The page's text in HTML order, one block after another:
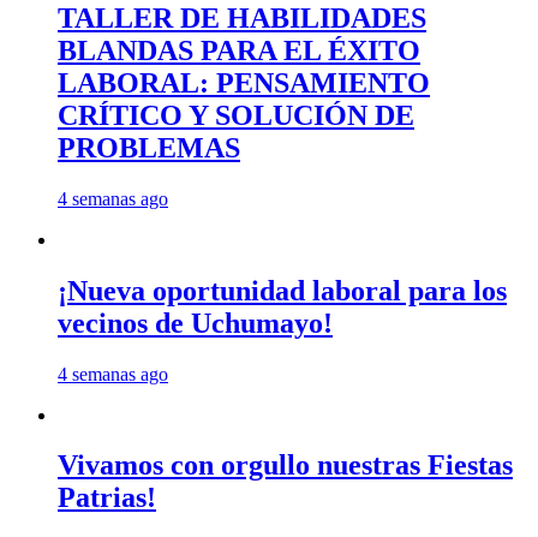
TALLER DE HABILIDADES
BLANDAS PARA EL ÉXITO
LABORAL: PENSAMIENTO
CRÍTICO Y SOLUCIÓN DE
PROBLEMAS
4 semanas ago
¡Nueva oportunidad laboral para los
vecinos de Uchumayo!
4 semanas ago
Vivamos con orgullo nuestras Fiestas
Patrias!